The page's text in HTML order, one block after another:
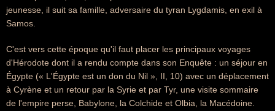
jeunesse, il suit sa famille, adversaire du tyran Lygdamis, en exil à
Samos.
C'est vers cette époque qu'il faut placer les principaux voyages
d'Hérodote dont il a rendu compte dans son Enquête : un séjour en
Égypte (« L'Égypte est un don du Nil », II, 10) avec un déplacement
à Cyrène et un retour par la Syrie et par Tyr, une visite sommaire
de l'empire perse, Babylone, la Colchide et Olbia, la Macédoine.